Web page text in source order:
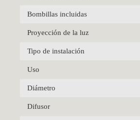
Bombillas incluidas
Proyección de la luz
Tipo de instalación
Uso
Diámetro
Difusor